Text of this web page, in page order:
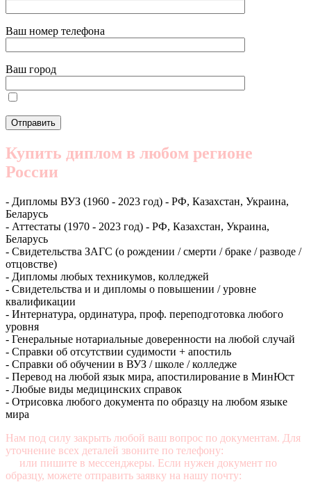
Ваш номер телефона
Ваш город
Купить диплом в любом регионе
России
- Дипломы ВУЗ (1960 - 2023 год) - РФ, Казахстан, Украина,
Беларусь
- Аттестаты (1970 - 2023 год) - РФ, Казахстан, Украина,
Беларусь
- Свидетельства ЗАГС (о рождении / смерти / браке / разводе /
отцовстве)
- Дипломы любых техникумов, колледжей
- Свидетельства и и дипломы о повышении / уровне
квалификации
- Интернатура, ординатура, проф. переподготовка любого
уровня
- Генеральные нотариальные доверенности на любой случай
- Справки об отсутствии судимости + апостиль
- Справки об обучении в ВУЗ / школе / колледже
- Перевод на любой язык мира, апостилирование в МинЮст
- Любые виды медицинских справок
- Отрисовка любого документа по образцу на любом языке
мира
Нам под силу закрыть любой ваш вопрос по документам. Для
уточнение всех деталей звоните по телефону:
или пишите в мессенджеры. Если нужен документ по
образцу, можете отправить заявку на нашу почту: